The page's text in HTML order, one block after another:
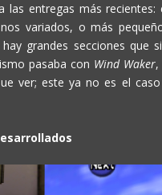
entregas más recientes:
variados, o más
grandes secciones que
pasaba con Wind Waker
ver; este ya no es el